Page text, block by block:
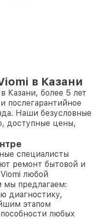
в Казани
Казани, более 5 лет
послегарантийное
Наши безусловные
доступные цены,
специалисты
ремонт бытовой и
любой
мы предлагаем:
диагностику,
этапом
любых